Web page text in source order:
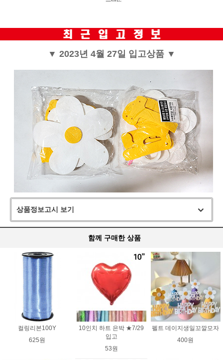
▼ 2023년 4월 27일 입고상품 ▼
상품정보고시 보기
함께 구매한 상품
컬링리본100Y
625원
10인치 하트 은박 ★7/29
입고
53원
펠트 데이지생일꼬깔모자
400원